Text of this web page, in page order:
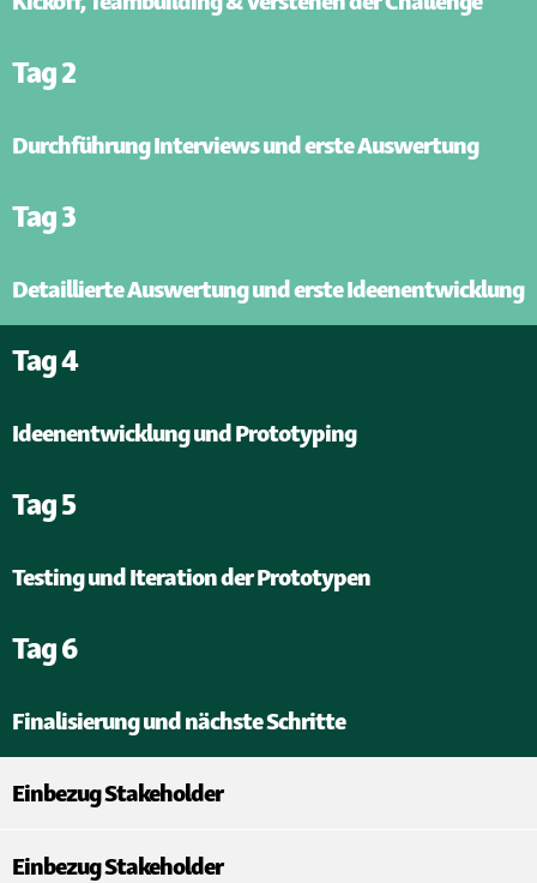
Tag 2
Durchführung Interviews und erste Auswertung
Tag 3
Detaillierte Auswertung und erste Ideenentwicklung
Tag 4
Ideenentwicklung und Prototyping
Tag 5
Testing und Iteration der Prototypen
Tag 6
Finalisierung und nächste Schritte
Einbezug Stakeholder
Einbezug Stakeholder